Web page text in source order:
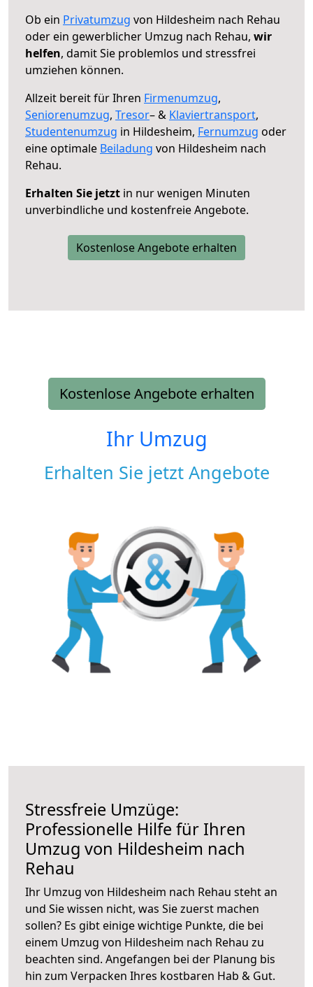
Ob ein Privatumzug von Hildesheim nach Rehau
oder ein gewerblicher Umzug nach Rehau, wir
helfen, damit Sie problemlos und stressfrei
umziehen können.
Allzeit bereit für Ihren Firmenumzug,
Seniorenumzug, Tresor– & Klaviertransport,
Studentenumzug in Hildesheim, Fernumzug oder
eine optimale Beiladung von Hildesheim nach
Rehau.
Erhalten Sie jetzt in nur wenigen Minuten
unverbindliche und kostenfreie Angebote.
Kostenlose Angebote erhalten
Kostenlose Angebote erhalten
Ihr Umzug
Erhalten Sie jetzt Angebote
Stressfreie Umzüge:
Professionelle Hilfe für Ihren
Umzug von Hildesheim nach
Rehau
Ihr Umzug von Hildesheim nach Rehau steht an
und Sie wissen nicht, was Sie zuerst machen
sollen? Es gibt einige wichtige Punkte, die bei
einem Umzug von Hildesheim nach Rehau zu
beachten sind. Angefangen bei der Planung bis
hin zum Verpacken Ihres kostbaren Hab & Gut.